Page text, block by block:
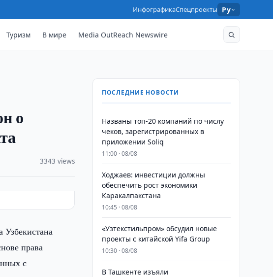
ИнфографикаСпецпроекты Ру
Туризм В мире Media OutReach Newswire
о
3343 views
права
с
ПОСЛЕДНИЕ НОВОСТИ
Названы топ-20 компаний по числу
чеков, зарегистрированных в
приложении Soliq
11:00 · 08/08
Ходжаев: инвестиции должны
обеспечить рост экономики
Каракалпакстана
10:45 · 08/08
«Узтекстильпром» обсудил новые
проекты с китайской Yifa Group
10:30 · 08/08
​​​​​​​В Ташкенте изъяли